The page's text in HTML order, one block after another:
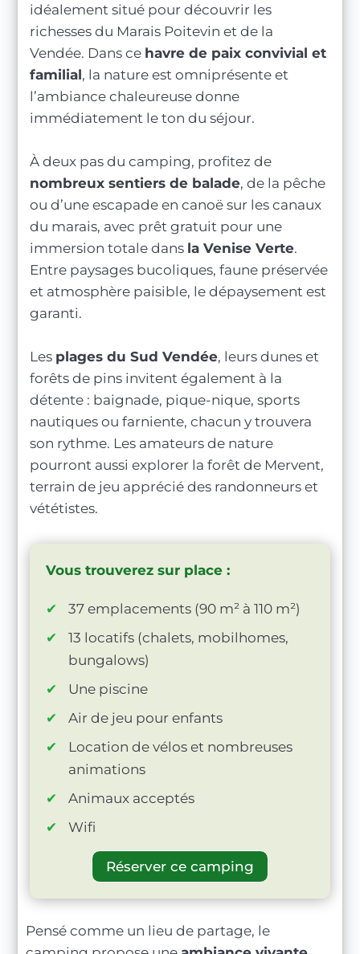
idéalement situé pour découvrir les
richesses du Marais Poitevin et de la
Vendée. Dans ce havre de paix convivial et
familial, la nature est omniprésente et
l’ambiance chaleureuse donne
immédiatement le ton du séjour.
À deux pas du camping, profitez de
nombreux sentiers de balade, de la pêche
ou d’une escapade en canoë sur les canaux
du marais, avec prêt gratuit pour une
immersion totale dans la Venise Verte.
Entre paysages bucoliques, faune préservée
et atmosphère paisible, le dépaysement est
garanti.
Les plages du Sud Vendée, leurs dunes et
forêts de pins invitent également à la
détente : baignade, pique-nique, sports
nautiques ou farniente, chacun y trouvera
son rythme. Les amateurs de nature
pourront aussi explorer la forêt de Mervent,
terrain de jeu apprécié des randonneurs et
vététistes.
Vous trouverez sur place :
37 emplacements (90 m² à 110 m²)
13 locatifs (chalets, mobilhomes,
bungalows)
Une piscine
Air de jeu pour enfants
Location de vélos et nombreuses
animations
Animaux acceptés
Wifi
Réserver ce camping
Pensé comme un lieu de partage, le